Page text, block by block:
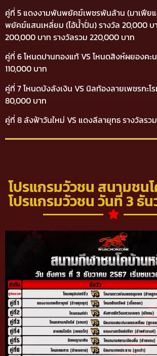
คู่ที่ 5 แดงงามพันพยัคฆ์เพชรพันล้าน (มาเฟียแ
พยัคฆ์แสนเหลี่ยม (ไอ้น้ำปั่น) รางวัล 20,000 บ
200,000 บาท รางวัลรวม 220,000 บาท
คู่ที่ 6 โหนดปานทองแท้ VS โหนดสิงห์ผยองคะ
110,000 บาท
คู่ที่ 7 โหนดบังลังเงิน VS นิลท้องลายเพชรกะโ
80,000 บาท
คู่ที่ 8 ลังฟ้าวันใหม่ VS แดงลีลายุทธ รางวัลรว
โปรแกรมวัวชน สนามชน
โปรแกรมวัวชน วันที่ 3 ธั